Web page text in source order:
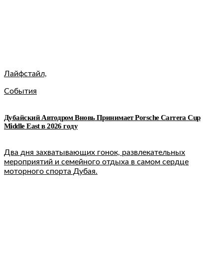
Лайфстайл,
События
Дубайский Автодром Вновь Принимает Porsche Carrera Cup
Middle East в 2026 году
Два дня захватывающих гонок, развлекательных
мероприятий и семейного отдыха в самом сердце
моторного спорта Дубая.